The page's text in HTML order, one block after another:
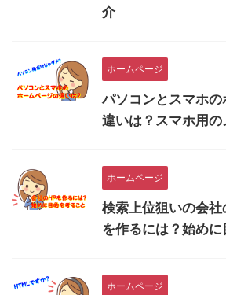
介
ホームページ
パソコンとスマホ
違いは？スマホ用
ホームページ
検索上位狙いの会
を作るには？始めに
ホームページ